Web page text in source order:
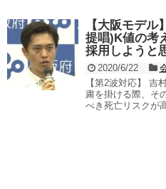
【大阪モデ
提唱)K値の考
採用しようと
2020/6/22
【第2波対応】 吉
粛を掛ける際、そ
べき死亡リスクが